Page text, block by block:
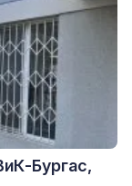
Бургас,